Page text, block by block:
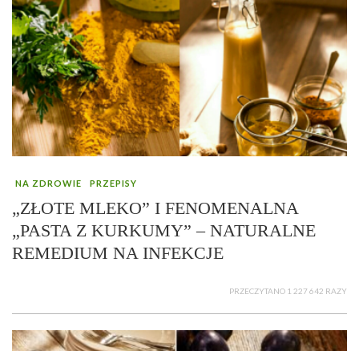
NA ZDROWIE PRZEPISY
„ZŁOTE MLEKO” I FENOMENALNA
„PASTA Z KURKUMY” – NATURALNE
REMEDIUM NA INFEKCJE
PRZECZYTANO 1 227 642 RAZY